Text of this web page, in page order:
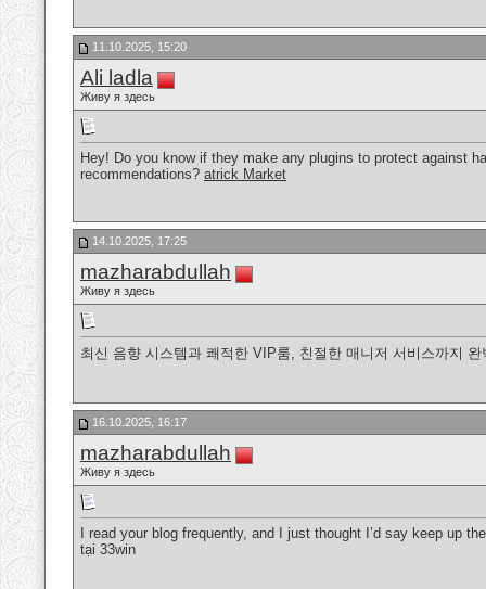
11.10.2025, 15:20
Ali ladla
Живу я здесь
Hey! Do you know if they make any plugins to protect against
recommendations? atrick Market
14.10.2025, 17:25
mazharabdullah
Живу я здесь
최신 음향 시스템과 쾌적한 VIP룸, 친절한 매니저 서비스까지
16.10.2025, 16:17
mazharabdullah
Живу я здесь
I read your blog frequently, and I just thought I’d say keep up
tại 33win